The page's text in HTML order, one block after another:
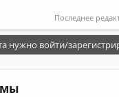
Последнее
нужно войти/